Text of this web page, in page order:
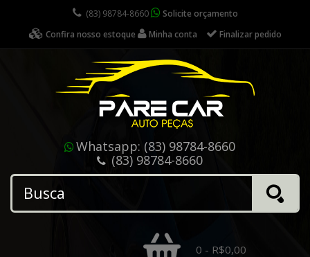
(83) 98784-8660
Solicite orçamento
Confira nosso estoque
Minha conta Finalizar pedido
Whatsapp: (83) 98784-8660
(83) 98784-8660
0 - R$0,00